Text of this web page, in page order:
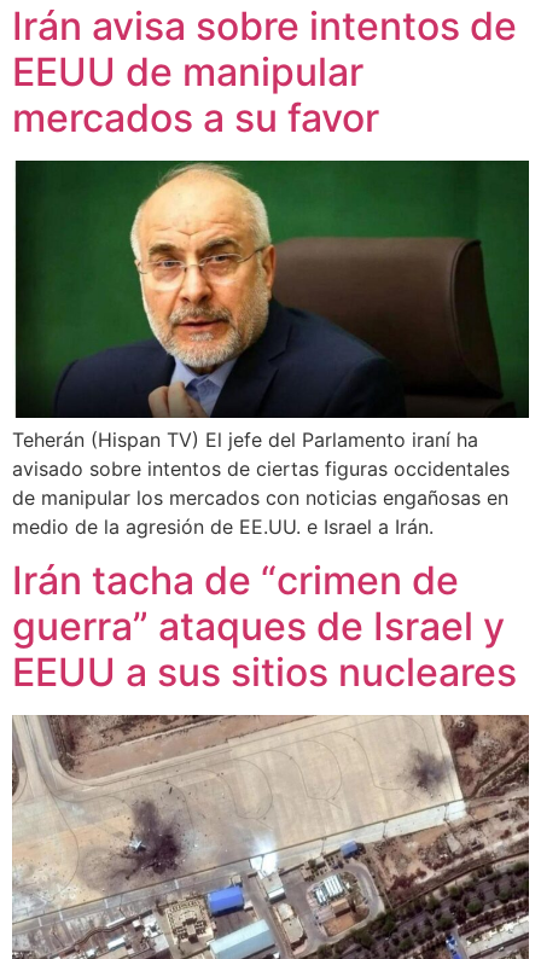
Irán avisa sobre intentos de
EEUU de manipular
mercados a su favor
Teherán (Hispan TV) El jefe del Parlamento iraní ha
avisado sobre intentos de ciertas figuras occidentales
de manipular los mercados con noticias engañosas en
medio de la agresión de EE.UU. e Israel a Irán.
Irán tacha de “crimen de
guerra” ataques de Israel y
EEUU a sus sitios nucleares